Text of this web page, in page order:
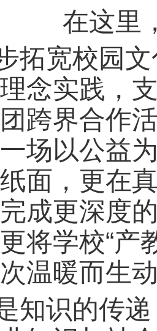
在这里
拓宽校园
念实践，
跨界合作
场以公益
面，更在
成更深度
将学校“产
温暖而生
知识的传